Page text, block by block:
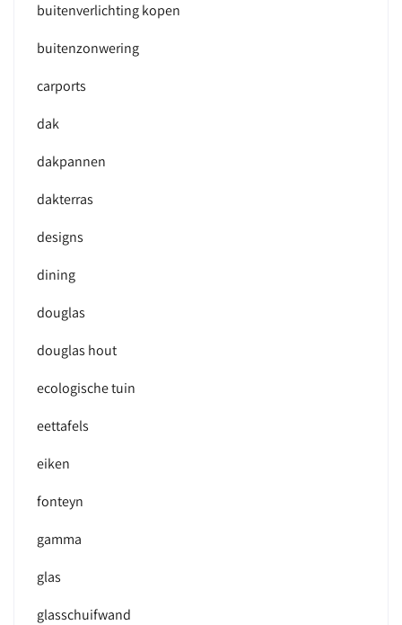
buitenverlichting kopen
buitenzonwering
carports
dak
dakpannen
dakterras
designs
dining
douglas
douglas hout
ecologische tuin
eettafels
eiken
fonteyn
gamma
glas
glasschuifwand